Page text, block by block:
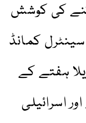
کی کوشش
کمانڈ
ہفتے کے
اسرائیلی